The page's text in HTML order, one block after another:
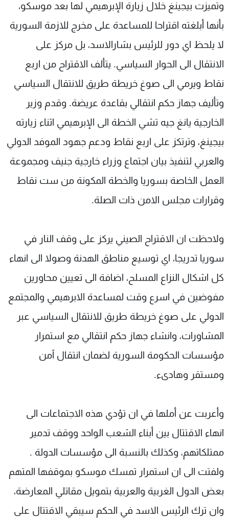
وتميزت بيجينغ خلال زيارة الإبرهيمي لها بعد موسكو،
بأنها أبلغته اقتراحا للمساعدة على مخرج للازمة السورية
لا يلحظ اي دور للرئيس بشارالاسد، بل مركز على
الانتقال الى الحوار السياسي. يتألف الاقتراح من اربع
نقاط ويرمي الى صوغ خريطة طريق للانتقال السياسي
وتأليف جهاز حكم انتقالي بقاعدة عريضة. وقدم وزير
الخارجية يانغ جيه تشي الخطة الى الإبرهيمي اثناء زيارته
بيجينغ، وترتكز على اربع نقاط ودعم جهود الموفد الدولي
والعربي لتنفيذ بيان اجتماع وزراء خارجية جنيف ومجموعة
العمل الخاصة بسوريا والخطة المكونة من ست نقاط
وقرارات مجلس الامن ذات الصلة.
ولاحظت ان الاقتراح الصيني يركز على وقف النار في
سوريا تدريجا، اي توسيع مناطق الهدنة وصولا الى انهاء
كل اشكال النزاع المسلح، اضافة الى تعيين محاورين
مفوضين في اسرع وقت لمساعدة الابرهيمي والمجتمع
الدولي على صوغ خريطة طريق للانتقال السياسي عبر
المشاورات، وانشاء جهاز حكم انتقالي مع استمرار
مؤسسات الحكومة السورية لضمان انتقال آمن
ومستقر وهادىء.
وأعربت عن أملها في ان تؤدي هذه الاجتماعات الى
انهاء الاقتتال بين أبناء الشعب الواحد ووقف تدمير
ممتلكاتهم، وكذلك بالنسبة الى مؤسسات الدولة .
ولفتت الى ان استمرار تمسك موسكو بموقفها المتهم
بعض الدول الغربية والعربية بتمويل مقاتلي المعارضة،
وان ترك الرئيس الاسد في الحكم سيبقي الاقتتال على